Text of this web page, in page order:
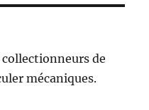
de
mécaniques.